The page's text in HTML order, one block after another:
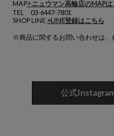
MAP> ニュウマン高輪店のMAPは
TEL 03-6447-7801
SHOP LINE >LINE登録はこちら
※商品に関するお問い合わせは、
公式